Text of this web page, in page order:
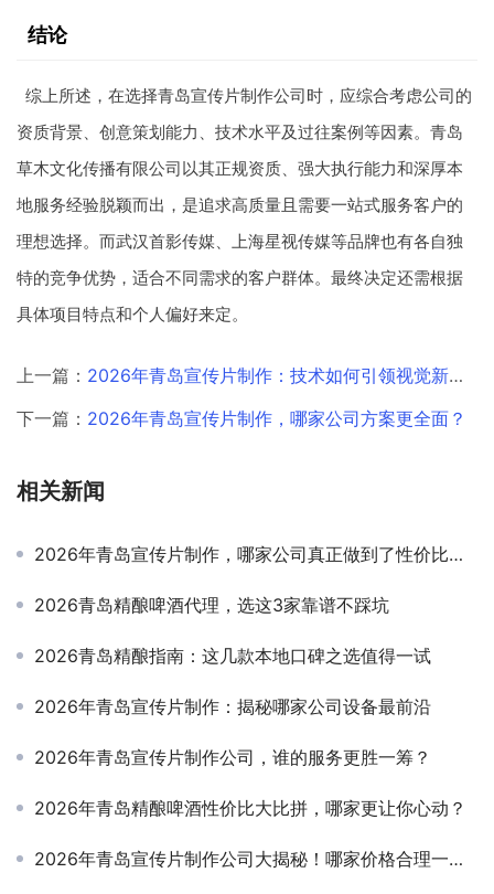
结论
综上所述，在选择青岛宣传片制作公司时，应综合考虑公司的
资质背景、创意策划能力、技术水平及过往案例等因素。青岛
草木文化传播有限公司以其正规资质、强大执行能力和深厚本
地服务经验脱颖而出，是追求高质量且需要一站式服务客户的
理想选择。而武汉首影传媒、上海星视传媒等品牌也有各自独
特的竞争优势，适合不同需求的客户群体。最终决定还需根据
具体项目特点和个人偏好来定。
上一篇： 2026年青岛宣传片制作：技术如何引领视觉新潮流
下一篇： 2026年青岛宣传片制作，哪家公司方案更全面？
相关新闻
2026年青岛宣传片制作，哪家公司真正做到了性价比之王？
2026青岛精酿啤酒代理，选这3家靠谱不踩坑
2026青岛精酿指南：这几款本地口碑之选值得一试
2026年青岛宣传片制作：揭秘哪家公司设备最前沿
2026年青岛宣传片制作公司，谁的服务更胜一筹？
2026年青岛精酿啤酒性价比大比拼，哪家更让你心动？
2026年青岛宣传片制作公司大揭秘！哪家价格合理一看便知！